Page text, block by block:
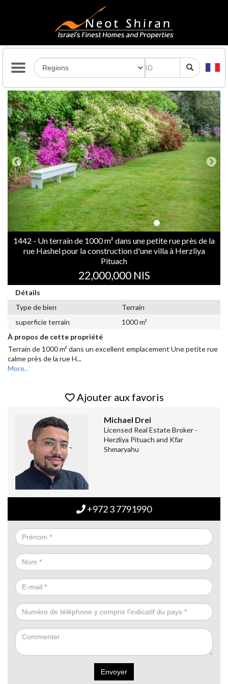
Previous Next
1442 - Un terrain de 1000 m² dans une petite rue près de la
rue Hashel pour la construction d'une villa à Herzliya
Pituach
22,000,000 NIS
Détails
Type de bien
Terrain
superficie terrain
1000 m²
À propos de cette propriété
Terrain de 1000 m² dans un excellent emplacement Une petite rue
calme près de la rue H...
More..
Ajouter aux favoris
Michael Drei
Licensed Real Estate Broker -
Herzliya Pituach and Kfar
Shmaryahu
+972 3 7791990
Envoyer